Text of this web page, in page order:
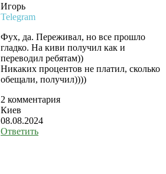
Игорь
Telegram
Фух, да. Переживал, но все прошло
гладко. На киви получил как и
переводил ребятам))
Никаких процентов не платил, сколько
обещали, получил))))
2 комментария
Киев
08.08.2024
Ответить